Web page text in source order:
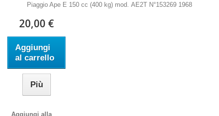
Piaggio Ape E 150 cc (400 kg) mod. AE2T N°153269 1968
20,00 €
Aggiungi
al carrello
Più
Aggiungi alla